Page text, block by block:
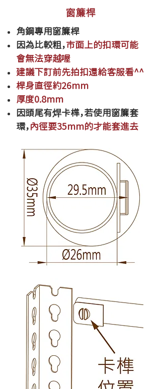
窗簾桿
角鋼專用窗簾桿
​因為比較粗，市面上的扣環可能
會無法穿越喔
​建議下訂前先拍扣還給客服看^^
桿身直徑約26mm
厚度0.8mm
因頭尾有焊卡榫，若使用窗簾套
環，內徑要35mm的才能套進去